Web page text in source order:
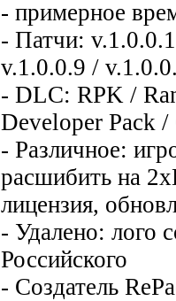
- примерное
- Патчи:
v.1.0.0.9 /
- DLC: RPK /
Developer Pack
- Различное:
расшибить на
лицензия,
- Удалено: лого
Российского
- Создатель